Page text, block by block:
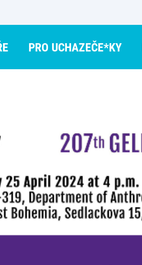
PRO UCHAZEČE*KY